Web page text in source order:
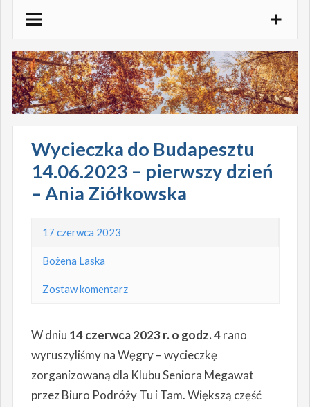
treści
Wycieczka do Budapesztu
14.06.2023 – pierwszy dzień
– Ania Ziółkowska
17 czerwca 2023
Bożena Laska
Zostaw komentarz
W dniu 14 czerwca 2023 r. o godz. 4rano
wyruszyliśmy na Węgry – wycieczkę
zorganizowaną dla Klubu Seniora Megawat
przez Biuro Podróży Tu i Tam. Większą część